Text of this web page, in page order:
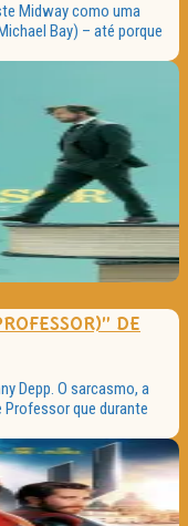
Midway como uma
Bay) – até porque
DE
Depp. O sarcasmo, a
Professor que durante